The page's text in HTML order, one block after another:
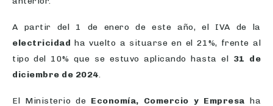
electricidad
ha vuelto a situarse en el 21%, frente al
tipo del 10% que se estuvo aplicando hasta el31 de
diciembre de 2024.
subrayado en un comunicado que el repunte de la